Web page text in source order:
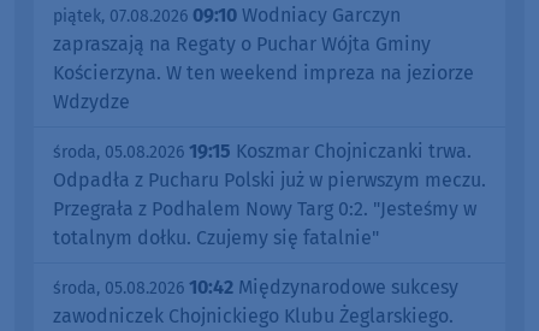
piątek, 07.08.2026 09:10 Wodniacy Garczyn
zapraszają na Regaty o Puchar Wójta Gminy
Kościerzyna. W ten weekend impreza na jeziorze
Wdzydze
środa, 05.08.2026 19:15 Koszmar Chojniczanki trwa.
Odpadła z Pucharu Polski już w pierwszym meczu.
Przegrała z Podhalem Nowy Targ 0:2. "Jesteśmy w
totalnym dołku. Czujemy się fatalnie"
środa, 05.08.2026 10:42 Międzynarodowe sukcesy
zawodniczek Chojnickiego Klubu Żeglarskiego.